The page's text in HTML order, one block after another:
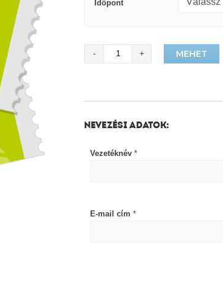
Időpont
Helyek
száma
MEHET
NEVEZÉSI ADATOK:
Vezetéknév *
E-mail cím *